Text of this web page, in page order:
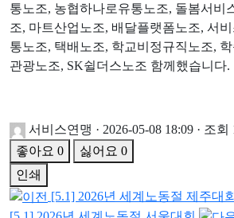
통노조, 농협하나로유통노조, 돌봄서비
조, 마트산업노조, 배달플랫폼노조, 서
통노조, 택배노조, 학교비정규직노조,
관광노조, SK쉴더스노조 함께했습니다.
서비스연맹 · 2026-05-08 18:09 · 조회
좋아요 0 싫어요 0
인쇄
[5.1] 2026년 세계노동절 제주대회